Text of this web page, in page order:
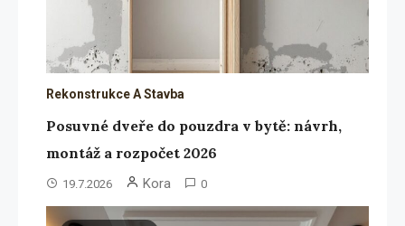
Rekonstrukce A Stavba
Posuvné dveře do pouzdra v bytě: návrh,
montáž a rozpočet 2026
19.7.2026 Kora 0